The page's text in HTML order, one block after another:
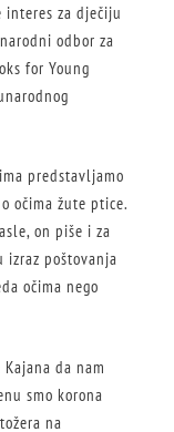
interes za dječiju
odbor za
for Young
predstavljamo
očima žute ptice.
on piše i za
izraz poštovanja
očima nego
da nam
smo korona
na